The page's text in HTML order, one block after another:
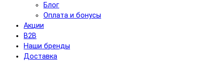
Блог
Оплата и бонусы
Акции
B2B
Наши бренды
Доставка